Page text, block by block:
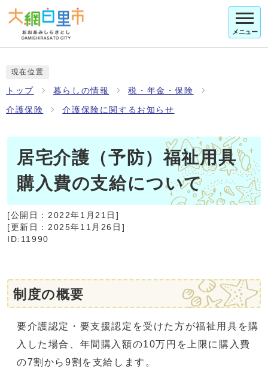
メニュー
現在位置
トップ 暮らしの情報 税・年金・保険
介護保険 介護保険に関するお知らせ
居宅介護（予防）福祉用具
購入費の支給について
[公開日： 2022年1月21日 ]
[更新日： 2025年11月26日 ]
ID:11990
制度の概要
要介護認定・要支援認定を受けた方が福祉用具を購
入した場合、年間購入額の10万円を上限に購入費
の7割から9割を支給します。